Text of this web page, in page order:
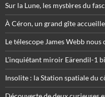
Sur la Lune, les mystères du
À Céron, un grand gîte
Le télescope James Webb
L’inquiétant miroir Eärendil-1
Insolite : la Station spatiale du